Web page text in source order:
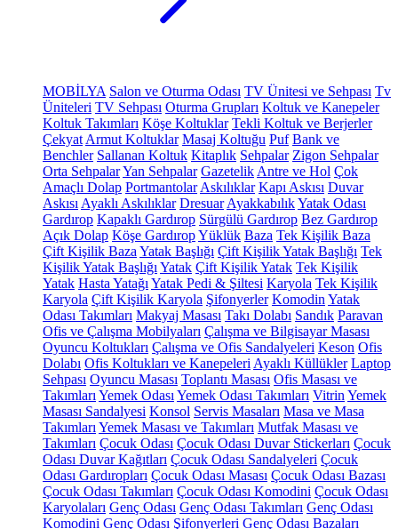
MOBİLYA Salon ve Oturma Odası TV Ünitesi ve Sehpası Tv
Üniteleri TV Sehpası Oturma Grupları Koltuk ve Kanepeler
Koltuk Takımları Köşe Koltuklar Tekli Koltuk ve Berjerler
Çekyat Armut Koltuklar Masaj Koltuğu Puf Bank ve
Benchler Sallanan Koltuk Kitaplık Sehpalar Zigon Sehpalar
Orta SehpalarYan Sehpalar Gazetelik Antre ve Hol Çok
Amaçlı Dolap Portmantolar Askılıklar Kapı Askısı Duvar
Askısı Ayaklı Askılıklar Dresuar AyakkabılıkYatak Odası
Gardırop Kapaklı Gardırop Sürgülü Gardırop Bez Gardırop
Açık Dolap Köşe GardıropYüklük Baza Tek Kişilik Baza
Çift Kişilik Baza Yatak Başlığı Çift Kişilik Yatak Başlığı Tek
Kişilik Yatak Başlığı Yatak Çift Kişilik Yatak Tek Kişilik
Yatak Hasta Yatağı Yatak Pedi & Şiltesi Karyola Tek Kişilik
Karyola Çift Kişilik Karyola Şifonyerler Komodin Yatak
Odası Takımları Makyaj Masası Takı Dolabı Sandık Paravan
Ofis ve Çalışma Mobilyaları Çalışma ve Bilgisayar Masası
Oyuncu Koltukları Çalışma ve Ofis Sandalyeleri Keson Ofis
Dolabı Ofis Koltukları ve Kanepeleri Ayaklı Küllükler Laptop
Sehpası Oyuncu Masası Toplantı Masası Ofis Masası ve
Takımları Yemek Odası Yemek Odası Takımları Vitrin Yemek
Masası Sandalyesi Konsol Servis Masaları Masa ve Masa
Takımları Yemek Masası ve Takımları Mutfak Masası ve
Takımları Çocuk Odası Çocuk Odası Duvar Stickerları Çocuk
Odası Duvar Kağıtları Çocuk Odası Sandalyeleri Çocuk
Odası Gardıropları Çocuk Odası Masası Çocuk Odası Bazası
Çocuk Odası Takımları Çocuk Odası Komodini Çocuk Odası
Karyolaları Genç Odası Genç Odası Takımları Genç Odası
Komodini Genç Odası Şifonyerleri Genç Odası Bazaları